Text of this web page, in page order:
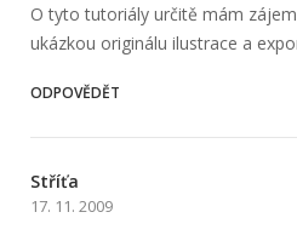
O tyto tutoriály určitě mám
ukázkou originálu ilustrace a
ODPOVĚDĚT
Stříťa
17. 11. 2009